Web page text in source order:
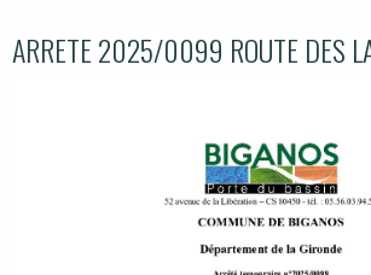
ARRETE 2025/0099 ROUTE DES